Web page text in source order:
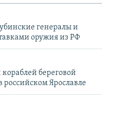
генералы и
оружия из РФ
береговой
Ярославле